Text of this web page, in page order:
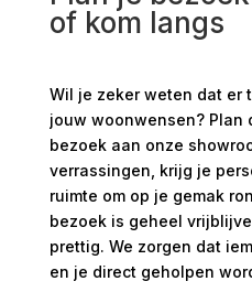
of kom langs
Wil je zeker weten dat er
jouw woonwensen? Plan
bezoek aan onze
verrassingen, krijg je
ruimte om op je gemak
bezoek is geheel
prettig. We zorgen dat
en je direct geholpen